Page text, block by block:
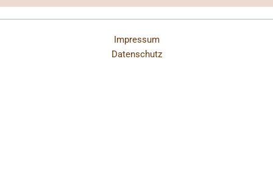
Impressum
Datenschutz